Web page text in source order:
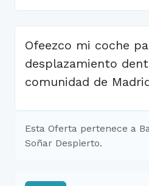
Ofeezco mi coche
desplazamiento
comunidad de
Esta Oferta pertenece a
Soñar Despierto.